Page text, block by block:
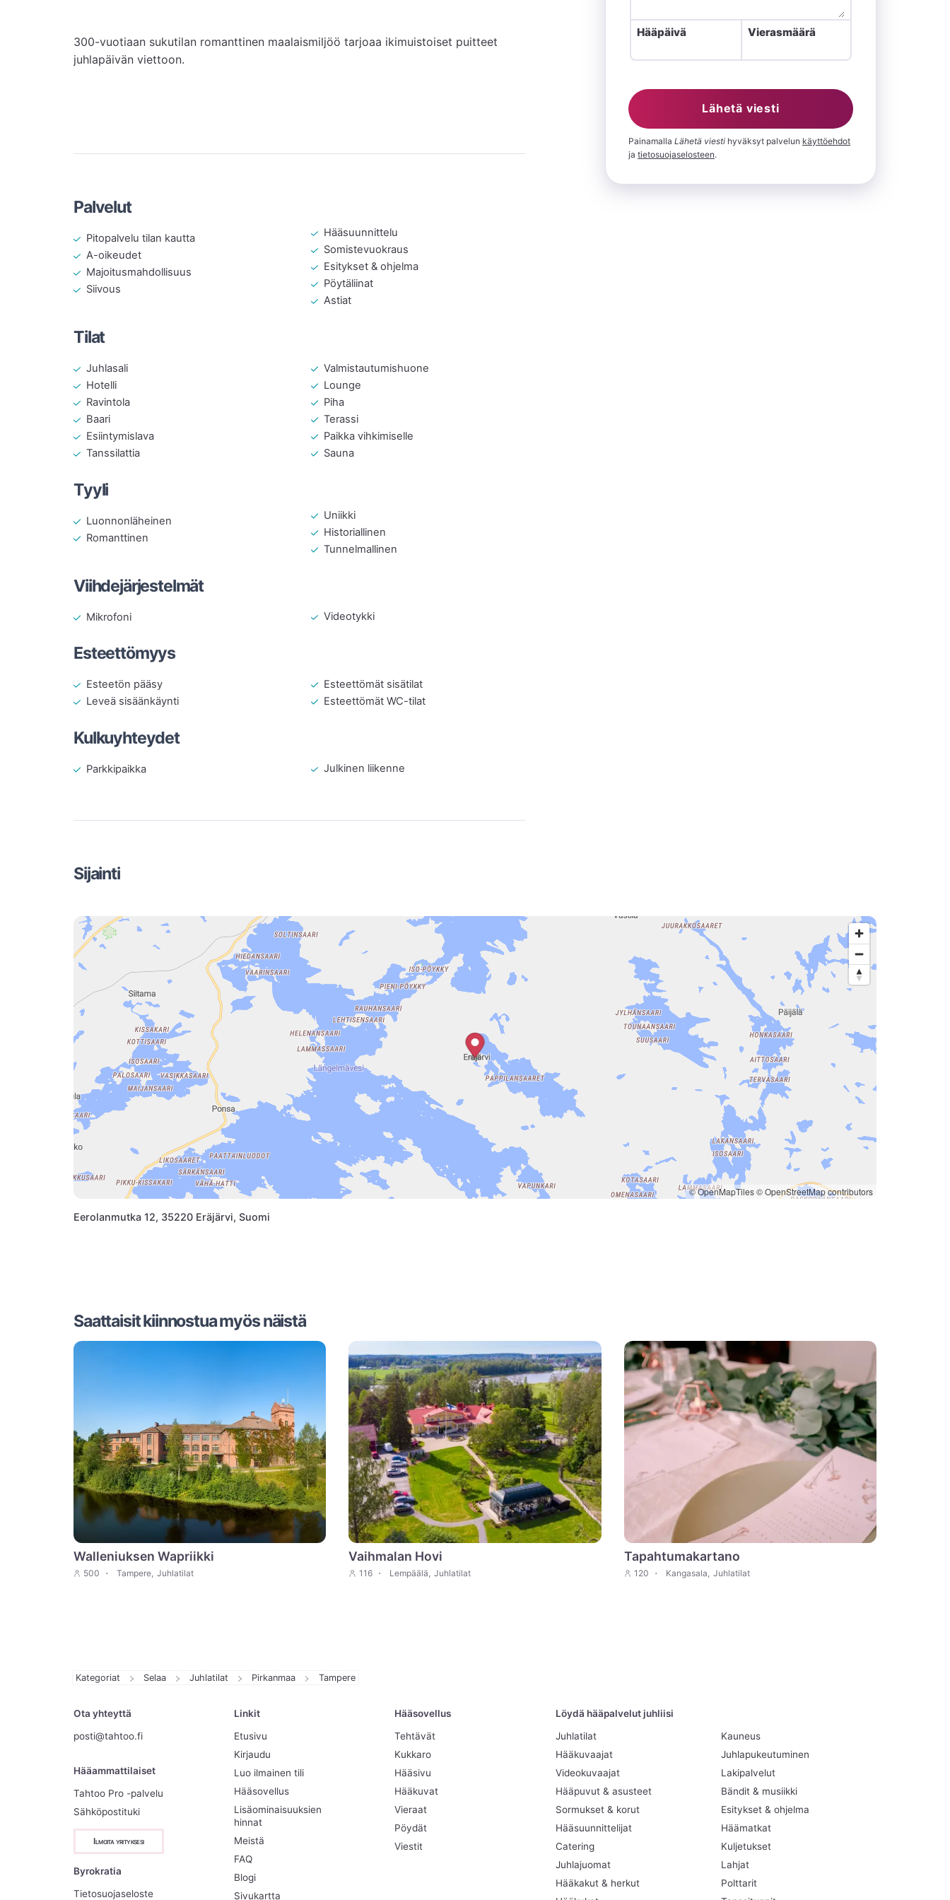
300-vuotiaan sukutilan romanttinen maalaismiljöö tarjoaa ikimuistoiset puitteet
juhlapäivän viettoon.
Palvelut
Pitopalvelu tilan kautta
A-oikeudet
Majoitusmahdollisuus
Siivous
Hääsuunnittelu
Somistevuokraus
Esitykset & ohjelma
Pöytäliinat
Astiat
Tilat
Juhlasali
Hotelli
Ravintola
Baari
Esiintymislava
Tanssilattia
Valmistautumishuone
Lounge
Piha
Terassi
Paikka vihkimiselle
Sauna
Tyyli
Luonnonläheinen
Romanttinen
Uniikki
Historiallinen
Tunnelmallinen
Viihdejärjestelmät
Mikrofoni Videotykki
Esteettömyys
Esteetön pääsy
Leveä sisäänkäynti
Esteettömät sisätilat
Esteettömät WC-tilat
Kulkuyhteydet
Parkkipaikka Julkinen liikenne
Hääpäivä Vierasmäärä
Lähetä viesti
Painamalla ⁨Lähetä viesti⁩ hyväksyt palvelun käyttöehdot
ja tietosuojaselosteen.
Sijainti
© OpenMapTiles© OpenStreetMap contributors
Eerolanmutka 12, 35220 Eräjärvi, Suomi
Saattaisit kiinnostua myös näistä
Walleniuksen Wapriikki
500 Tampere, Juhlatilat
Vaihmalan Hovi
116 Lempäälä, Juhlatilat
Tapahtumakartano
120 Kangasala, Juhlatilat
Kategoriat Selaa Juhlatilat Pirkanmaa Tampere
Ota yhteyttä
posti@tahtoo.fi
Hääammattilaiset
Tahtoo Pro -palvelu
Sähköpostituki
Ilmoita yrityksesi
Byrokratia
Tietosuojaseloste
Linkit
Etusivu
Kirjaudu
Luo ilmainen tili
Hääsovellus
Lisäominaisuuksien
hinnat
Meistä
FAQ
Blogi
Sivukartta
Hääsovellus
Tehtävät
Kukkaro
Hääsivu
Hääkuvat
Vieraat
Pöydät
Viestit
Löydä hääpalvelut juhliisi
Juhlatilat
Hääkuvaajat
Videokuvaajat
Hääpuvut & asusteet
Sormukset & korut
Hääsuunnittelijat
Catering
Juhlajuomat
Hääkakut & herkut
Kauneus
Juhlapukeutuminen
Lakipalvelut
Bändit & musiikki
Esitykset & ohjelma
Häämatkat
Kuljetukset
Lahjat
Polttarit